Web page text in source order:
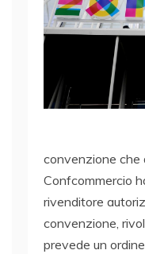
convenzione che
Confcommercio
rivenditore
convenzione,
prevede un